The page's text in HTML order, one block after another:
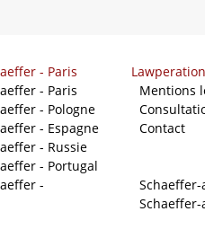
- Paris
- Paris
- Pologne
- Espagne
- Russie
- Portugal
-
Mentions
Contact
Schaeffer-